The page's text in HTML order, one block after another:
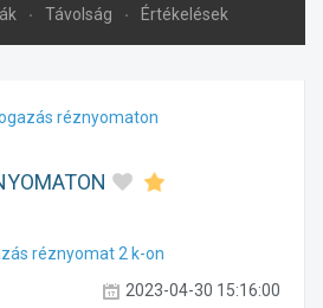
Távolság Értékelések
réznyomat 2 k-on
2023-04-30 15:16:00